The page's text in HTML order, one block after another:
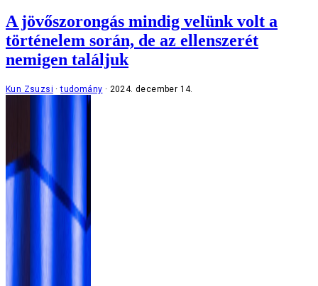
A jövőszorongás mindig velünk volt a
történelem során, de az ellenszerét
nemigen találjuk
Kun Zsuzsi tudomány 2024. december 14.